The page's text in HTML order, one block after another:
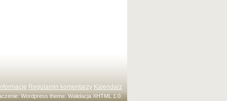
Regulamin komentarzy Kalendarz
Wordpress theme. WalidacjaXHTML 1.0.